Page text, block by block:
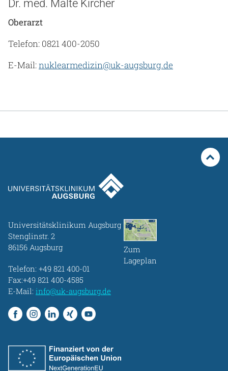
Dr. med. Malte Kircher
Oberarzt
Telefon: 0821 400-2050
E-Mail:nuklearmedizin@uk-augsburg.de
Universitätsklinikum Augsburg
Stenglinstr. 2
86156 Augsburg
Telefon: +49 821 400-01
Fax:+49 821 400-4585
E-Mail: info@uk-augsburg.de
Zum
Lageplan